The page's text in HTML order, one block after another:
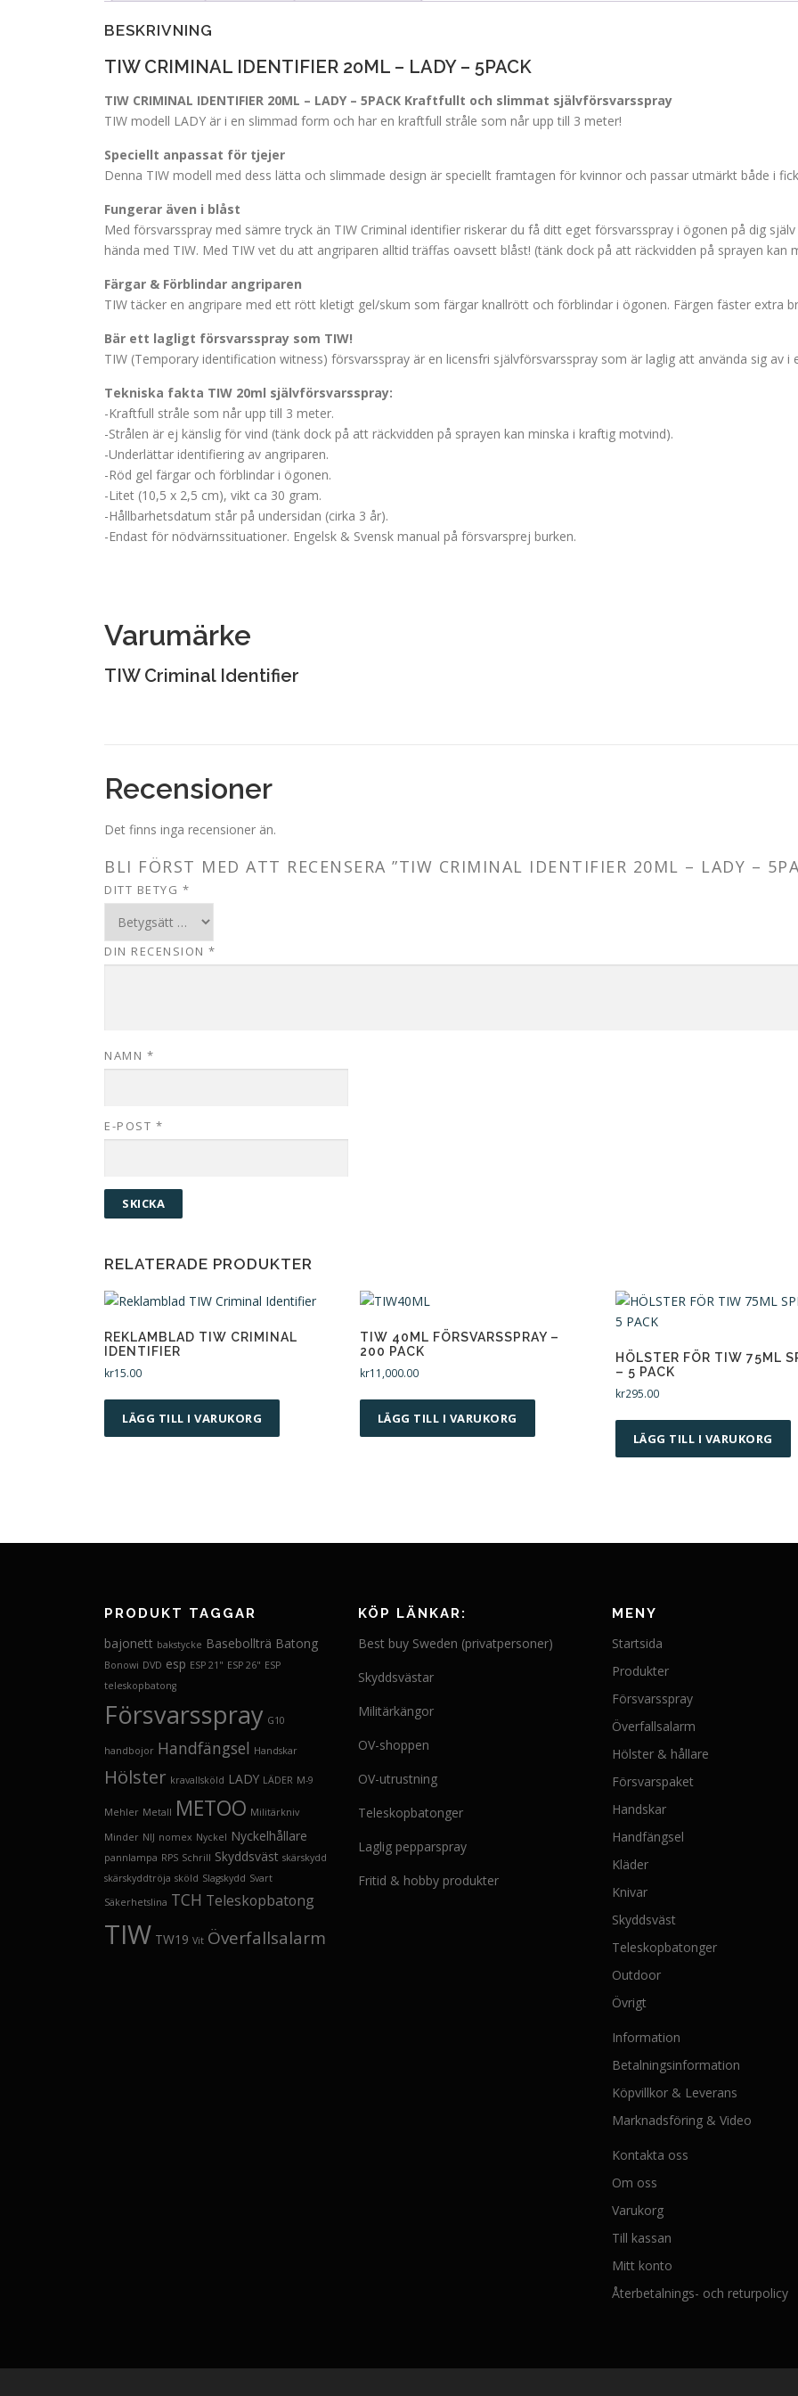
r
a
r
r
5
0
r
r
2
.
0
BESKRIVNING
TIW CRIMINAL IDENTIFIER 20ML – LADY – 5PACK
TIW CRIMINAL IDENTIFIER 20ML – LADY – 5PACK Kraftfullt och slimmat självförsvarsspray
TIW modell LADY är i en slimmad form och har en kraftfull stråle som når upp till 3 meter!
Speciellt anpassat för tjejer
Denna TIW modell med dess lätta och slimmade design är speciellt framtagen för kvinnor och passar utmärkt både i
Fungerar även i blåst
Med försvarsspray med sämre tryck än TIW Criminal identifier riskerar du få ditt eget försvarsspray i ögonen på dig
hända med TIW. Med TIW vet du att angriparen alltid träffas oavsett blåst! (tänk dock på att räckvidden på sprayen kan
Färgar & Förblindar angriparen
TIW täcker en angripare med ett rött kletigt gel/skum som färgar knallrött och förblindar i ögonen. Färgen fäster extra
Bär ett lagligt försvarsspray som TIW!
TIW (Temporary identification witness) försvarsspray är en licensfri självförsvarsspray som är laglig att använda sig av i
Tekniska fakta TIW 20ml självförsvarsspray:
-Kraftfull stråle som når upp till 3 meter.
-Strålen är ej känslig för vind (tänk dock på att räckvidden på sprayen kan minska i kraftig motvind).
-Underlättar identifiering av angriparen.
-Röd gel färgar och förblindar i ögonen.
-Litet (10,5 x 2,5 cm), vikt ca 30 gram.
-Hållbarhetsdatum står på undersidan (cirka 3 år).
-Endast för nödvärnssituationer. Engelsk & Svensk manual på försvarsprej burken.
Varumärke
TIW Criminal Identifier
Recensioner
Det finns inga recensioner än.
BLI FÖRST MED ATT RECENSERA ”TIW CRIMINAL IDENTIFIER 20ML – LADY –
DITT BETYG *
DIN RECENSION *
NAMN *
E-POST *
RELATERADE PRODUKTER
REKLAMBLAD TIW CRIMINAL
IDENTIFIER
kr15.00
LÄGG TILL I VARUKORG
TIW 40ML FÖRSVARSSPRAY –
200 PACK
kr11,000.00
LÄGG TILL I VARUKORG
HÖLSTER FÖR TIW 75ML
– 5 PACK
kr295.00
LÄGG TILL I VARUKORG
PRODUKT TAGGAR
bajonett bakstycke Basebollträ Batong
Bonowi DVD esp ESP 21" ESP 26" ESP
teleskopbatong
Försvarsspray G10
handbojor Handfängsel Handskar
Hölster kravallsköld LADY LÄDER M-9
Mehler Metall METOO Militärkniv
Minder NIJ nomex Nyckel Nyckelhållare
pannlampa RPS Schrill Skyddsväst skärskydd
skärskyddtröja sköld Slagskydd Svart
Säkerhetslina TCH Teleskopbatong
TIW TW19 Vit Överfallsalarm
KÖP LÄNKAR:
Best buy Sweden (privatpersoner)
Skyddsvästar
Militärkängor
OV-shoppen
OV-utrustning
Teleskopbatonger
Laglig pepparspray
Fritid & hobby produkter
MENY
Startsida
Produkter
Försvarsspray
Överfallsalarm
Hölster & hållare
Försvarspaket
Handskar
Handfängsel
Kläder
Knivar
Skyddsväst
Teleskopbatonger
Outdoor
Övrigt
Information
Betalningsinformation
Köpvillkor & Leverans
Marknadsföring & Video
Kontakta oss
Om oss
Varukorg
Till kassan
Mitt konto
Återbetalnings- och returpolicy